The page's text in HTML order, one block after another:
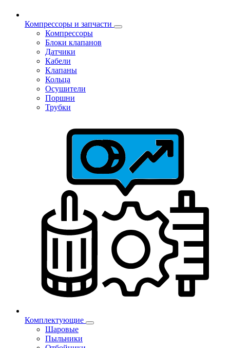
Компрессоры и запчасти
Компрессоры
Блоки клапанов
Датчики
Кабели
Клапаны
Кольца
Осушители
Поршни
Трубки
Комплектующие
Шаровые
Пыльники